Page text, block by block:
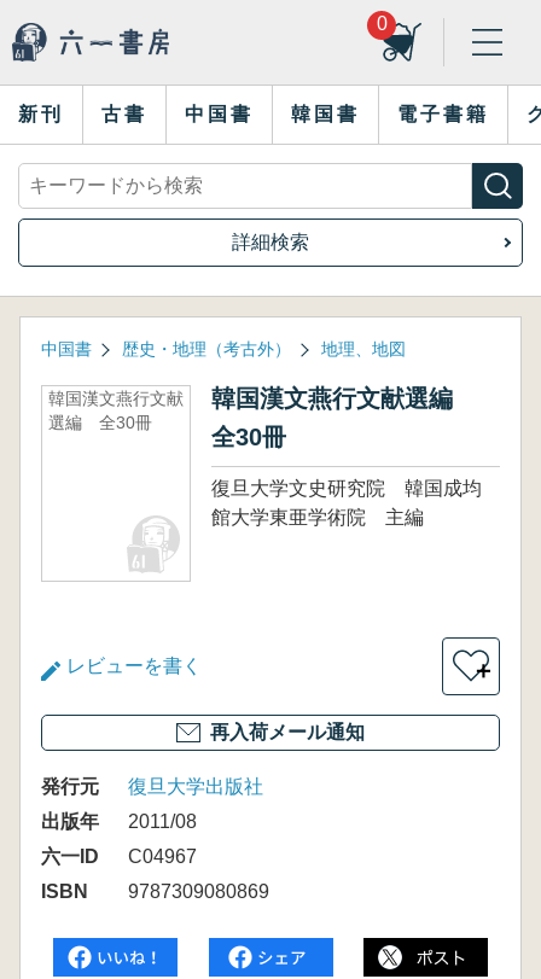
0
新刊 古書 中国書 韓国書 電子書籍
詳細検索
中国書 歴史・地理（考古外） 地理、地図
韓国漢文燕行文献
選編 全30冊
韓国漢文燕行文献選編
全30冊
復旦大学文史研究院 韓国成均
館大学東亜学術院 主編
レビューを書く ＋
再入荷メール通知
発行元
復旦大学出版社
出版年
2011/08
六一ID
C04967
ISBN
9787309080869